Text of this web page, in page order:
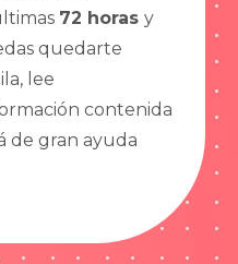
72 horas y
quedarte
lee
contenida
de gran ayuda